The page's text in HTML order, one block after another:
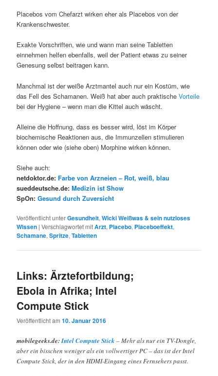
Placebos vom Chefarzt wirken eher als Placebos von der
Krankenschwester.
Exakte Vorschriften, wie und wann man seine Tabletten
einnehmen helfen ebenfalls, weil der Patient etwas zu seiner
Genesung selbst beitragen kann.
Manchmal ist der weiße Arztmantel auch nur ein Kostüm, wie
das Fell des Schamanen. Weiß hat aber auch praktischeVorteile
bei der Hygiene – wenn man die Kittel auch wäscht.
Alleine die Hoffnung, dass es besser wird, löst im Körper
biochemische Reaktionen aus, die Immunzellen stimulieren
können oder wie (siehe oben) Morphine wirken können.
Siehe auch:
netdoktor.de: Farbe von Arzneien – Rot, weiß, blau
sueddeutsche.de:Medizin ist Show
SpOn:Gesund durch Zuversicht
Veröffentlicht unterGesundheit,Wicki Weißwas & sein nutzloses
Wissen |Verschlagwortet mitArzt, Placebo, Placeboeffekt,
Schamane,Spritze,Tabletten
Links: Ärztefortbildung;
Ebola in Afrika; Intel
Compute Stick
Veröffentlicht am10. Januar 2016
mobilegeeks.de:Intel Compute Stick – Mehr als nur ein TV-Dongle,
aber ein bisschen weniger als ein vollwertiger PC – das ist der Intel
Compute Stick, der in den HDMI-Eingang eines Fernsehers passt.